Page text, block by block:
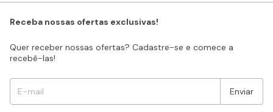
Receba nossas ofertas exclusivas!
Quer receber nossas ofertas? Cadastre-se e comece a
recebê-las!